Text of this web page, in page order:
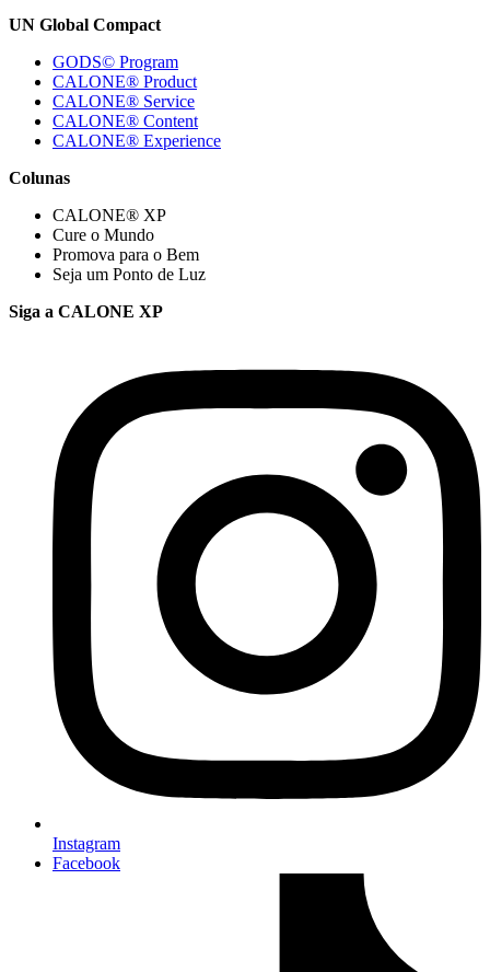
UN Global Compact
GODS© Program
CALONE® Product
CALONE® Service
CALONE® Content
CALONE® Experience
Colunas
CALONE® XP
Cure o Mundo
Promova para o Bem
Seja um Ponto de Luz
Siga a CALONE XP
Instagram
Facebook